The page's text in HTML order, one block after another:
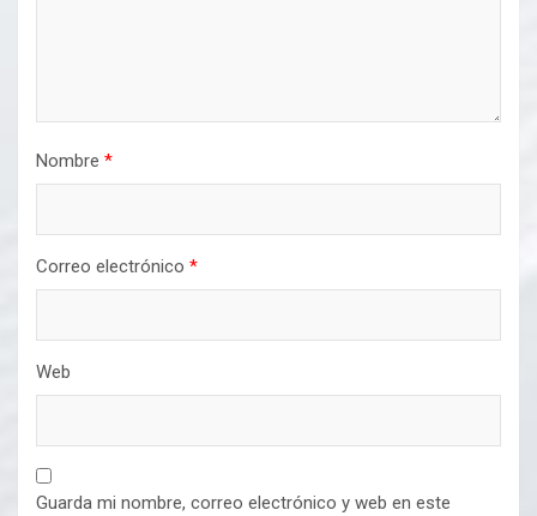
Nombre *
Correo electrónico *
Web
Guarda mi nombre, correo electrónico y web en este